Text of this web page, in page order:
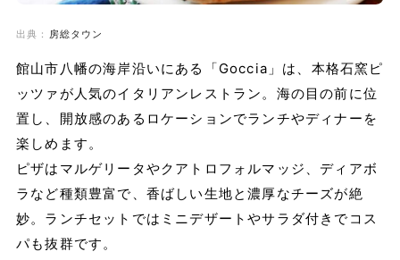
出典： 房総タウン
館山市八幡の海岸沿いにある「Goccia」は、本格石窯ピ
ッツァが人気のイタリアンレストラン。海の目の前に位
置し、開放感のあるロケーションでランチやディナーを
楽しめます。
ピザはマルゲリータやクアトロフォルマッジ、ディアボ
ラなど種類豊富で、香ばしい生地と濃厚なチーズが絶
妙。ランチセットではミニデザートやサラダ付きでコス
パも抜群です。